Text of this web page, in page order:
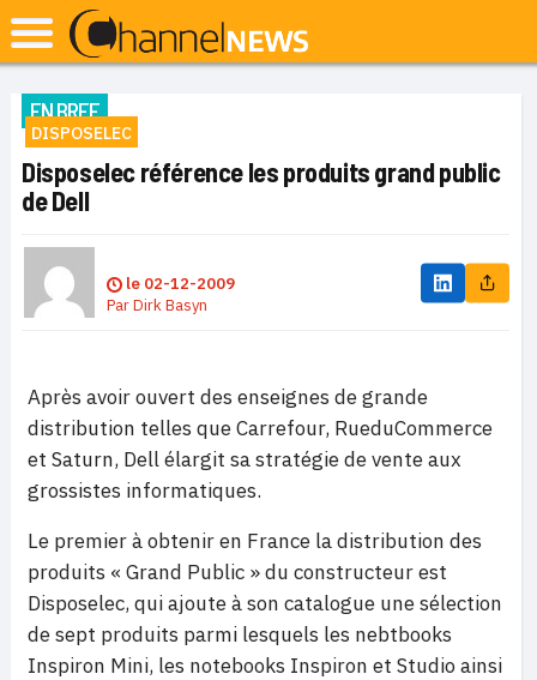
EN BREF
DISPOSELEC
Disposelec référence les produits grand public
de Dell
le 02-12-2009
ParDirk Basyn
Après avoir ouvert des enseignes de grande
distribution telles que Carrefour, RueduCommerce
et Saturn, Dell élargit sa stratégie de vente aux
grossistes informatiques.
Le premier à obtenir en France la distribution des
produits « Grand Public » du constructeur est
Disposelec, qui ajoute à son catalogue une sélection
de sept produits parmi lesquels les nebtbooks
Inspiron Mini, les notebooks Inspiron et Studio ainsi